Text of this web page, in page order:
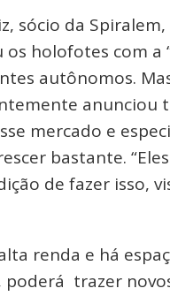
sócio da
holofotes com a
autônomos.
anunciou
mercado e
bastante.
de fazer isso,
renda e há
poderá trazer